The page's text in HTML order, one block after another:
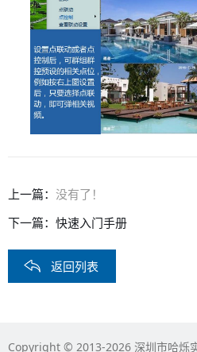
上一篇： 没有了！
下一篇： 快速入门手册
返回列表
Copyright © 2013-2026 深圳市哈